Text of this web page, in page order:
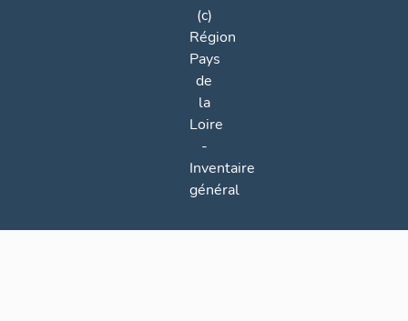
(c)
Région
Pays
de
la
Loire
-
Inventaire
général